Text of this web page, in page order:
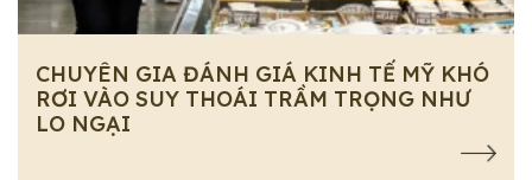
CHUYÊN GIA ĐÁNH GIÁ KINH TẾ MỸ KHÓ
RƠI VÀO SUY THOÁI TRẦM TRỌNG NHƯ
LO NGẠI